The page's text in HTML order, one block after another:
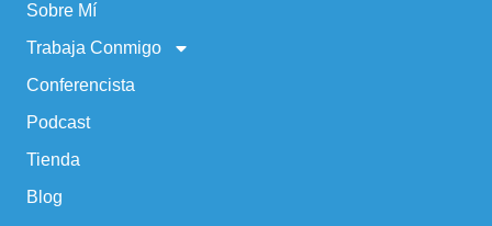
Sobre Mí
Trabaja Conmigo
Conferencista
Podcast
Tienda
Blog